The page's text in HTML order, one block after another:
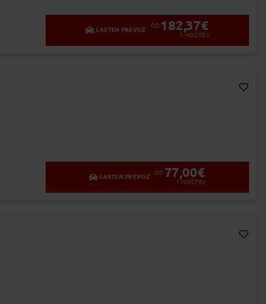
LASTEN PREVOZ
OD 182,37€
1 NOČITEV
LASTEN PREVOZ
OD 77,00€
1 NOČITEV